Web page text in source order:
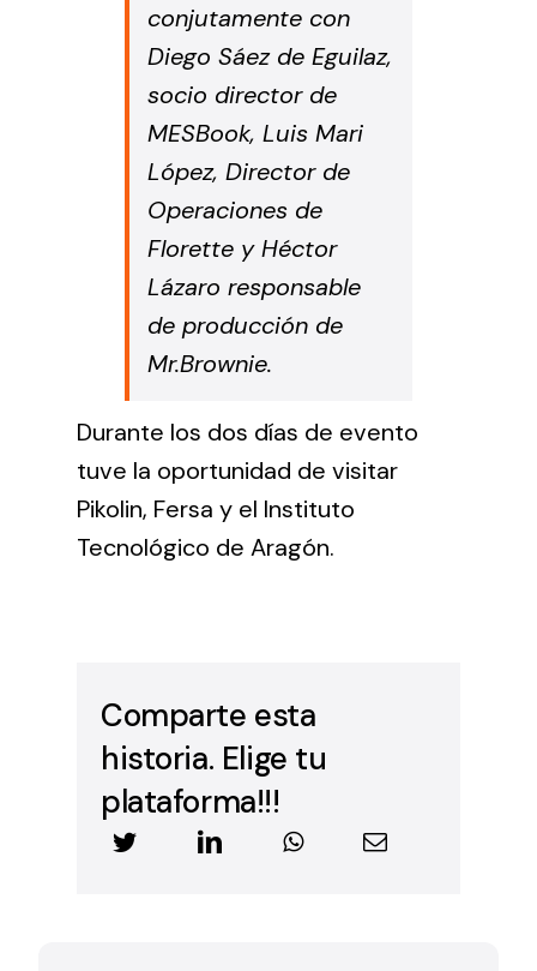
conjutamente con
Diego Sáez de Eguilaz,
socio director de
MESBook, Luis Mari
López, Director de
Operaciones de
Florette y Héctor
Lázaro responsable
de producción de
Mr.Brownie.
Durante los dos días de evento
tuve la oportunidad de visitar
Pikolin, Fersa y el Instituto
Tecnológico de Aragón.
Comparte esta
historia. Elige tu
plataforma!!!